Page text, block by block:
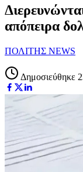
απόπειρα
ΠΟΛΙΤΗΣ NEWS
Δημοσιεύθηκε